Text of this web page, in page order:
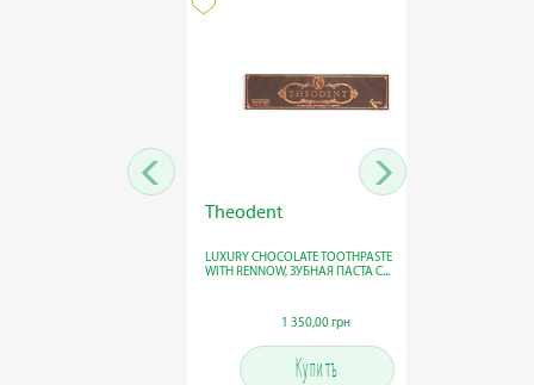
Theodent
LUXURY CHOCOLATE TOOTHPASTE
WITH RENNOW, ЗУБНАЯ ПАСТА С...
1 350,00 грн
Купить
1 350,00 грн
Купить